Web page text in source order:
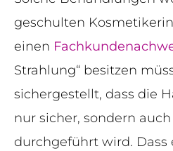
geschulten
einen
Strahlung“ besitzen
sichergestellt, dass die
nur sicher, sondern
durchgeführt wird. Dass